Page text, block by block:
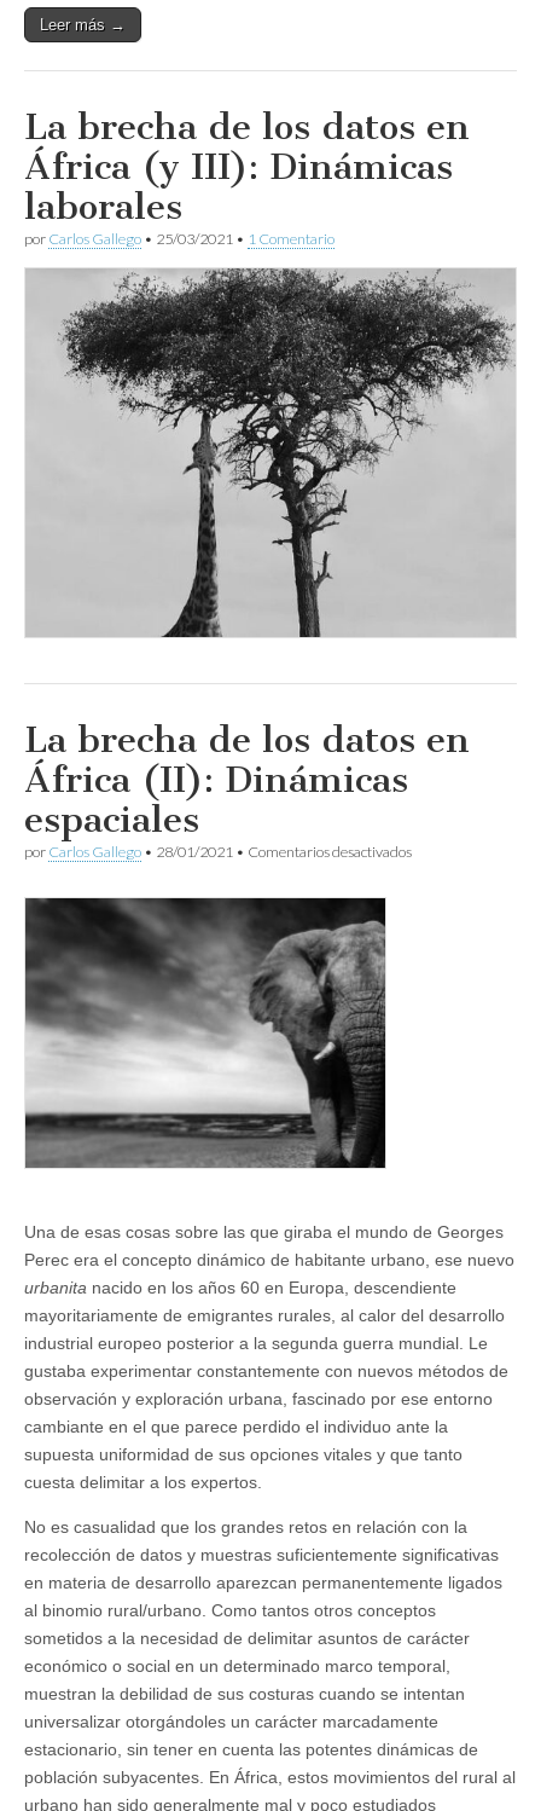
Leer más →
La brecha de los datos en
África (y III): Dinámicas
laborales
por Carlos Gallego • 25/03/2021 • 1 Comentario
La brecha de los datos en
África (II): Dinámicas
espaciales
por Carlos Gallego • 28/01/2021 • Comentarios desactivadosen
Una de esas cosas sobre las que giraba el mundo de Georges
Perec era el concepto dinámico de habitante urbano, ese nuevo
urbanita nacido en los años 60 en Europa, descendiente
mayoritariamente de emigrantes rurales, al calor del desarrollo
industrial europeo posterior a la segunda guerra mundial. Le
gustaba experimentar constantemente con nuevos métodos de
observación y exploración urbana, fascinado por ese entorno
cambiante en el que parece perdido el individuo ante la
supuesta uniformidad de sus opciones vitales y que tanto
cuesta delimitar a los expertos.
No es casualidad que los grandes retos en relación con la
recolección de datos y muestras suficientemente significativas
en materia de desarrollo aparezcan permanentemente ligados
al binomio rural/urbano. Como tantos otros conceptos
sometidos a la necesidad de delimitar asuntos de carácter
económico o social en un determinado marco temporal,
muestran la debilidad de sus costuras cuando se intentan
universalizar otorgándoles un carácter marcadamente
estacionario, sin tener en cuenta las potentes dinámicas de
población subyacentes. En África, estos movimientos del rural al
urbano han sido generalmente mal y poco estudiados